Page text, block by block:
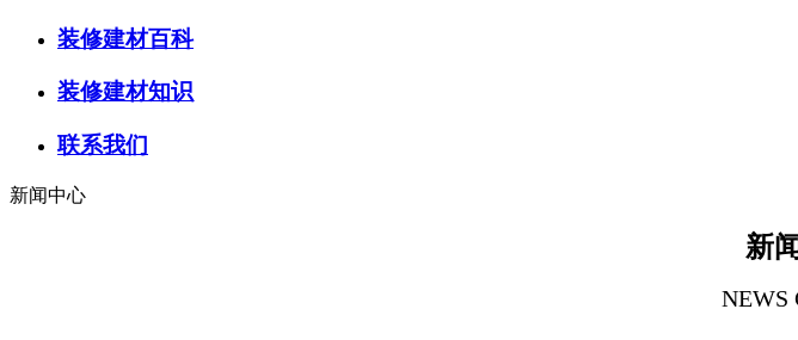
装修建材百科
装修建材知识
联系我们
新闻中心
新
NEWS